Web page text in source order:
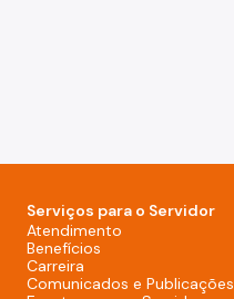
Serviços para o Servidor
Atendimento
Benefícios
Carreira
Comunicados e Publicações